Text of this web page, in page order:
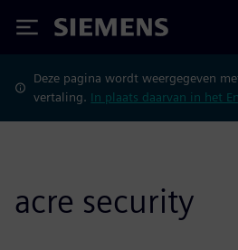
Siemens
Deze pagina wordt weergegeven
vertaling. In plaats daarvan in het
acre security